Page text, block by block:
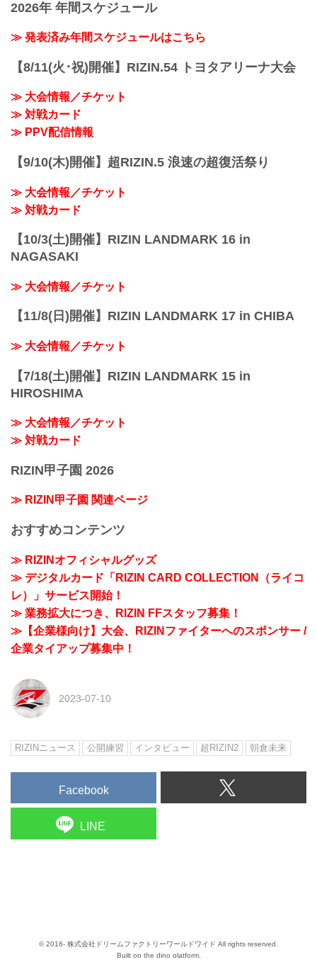
MOVIE
youtu.be
にて開催されるのむシリカ presents 超
RIZIN.2 powered by U-NEXTの、U-
ケットの販売がスタート！
ォームでのむシリカ presents 超RIZIN.2
PPV配信チケ...
2026年 年間スケジュール
≫ 発表済み年間スケジュールはこちら
【8/11(火･祝)開催】RIZIN.54 トヨタアリーナ大会
≫ 大会情報／チケット
≫ 対戦カード
≫ PPV配信情報
【9/10(木)開催】超RIZIN.5 浪速の超復活祭り
≫ 大会情報／チケット
≫ 対戦カード
【10/3(土)開催】RIZIN LANDMARK 16 in
NAGASAKI
≫ 大会情報／チケット
【11/8(日)開催】RIZIN LANDMARK 17 in CHIBA
≫ 大会情報／チケット
【7/18(土)開催】RIZIN LANDMARK 15 in
HIROSHIMA
≫ 大会情報／チケット
≫ 対戦カード
RIZIN甲子園 2026
≫ RIZIN甲子園 関連ページ
おすすめコンテンツ
≫ RIZINオフィシャルグッズ
≫ デジタルカード「RIZIN CARD COLLECTION（ライコ
レ）」サービス開始！
≫ 業務拡大につき、RIZIN FFスタッフ募集！
≫【企業様向け】大会、RIZINファイターへのスポンサー /
企業タイアップ募集中！
2023-07-10
RIZINニュース 公開練習 インタビュー 超RIZIN2 朝倉未来
Facebook
LINE
© 2016- 株式会社ドリームファクトリーワールドワイド All rights reserved.
Built on the dino platform.